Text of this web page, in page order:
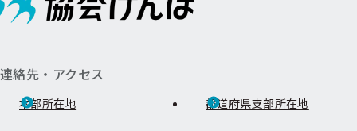
連絡先・アクセス
本部所在地 都道府県支部所在地